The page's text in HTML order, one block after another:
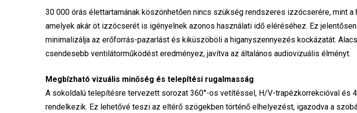
30 000 órás élettartamának köszönhetően nincs szükség rendszeres izzócserére, mint a
amelyek akár öt izzócserét is igényelnek azonos használati idő eléréséhez. Ez
minimalizálja az erőforrás-pazarlást és kiküszöböli a higanyszennyezés kockázatát.
csendesebb ventilátorműködést eredményez, javítva az általános audiovizuális élményt.
Megbízható vizuális minőség és telepítési rugalmasság
A sokoldalú telepítésre tervezett sorozat 360°-os vetítéssel, H/V-trapézkorrekcióval és
rendelkezik. Ez lehetővé teszi az eltérő szögekben történő elhelyezést, igazodva a